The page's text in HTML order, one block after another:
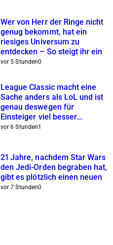
Wer von Herr der Ringe nicht
genug bekommt, hat ein
riesiges Universum zu
entdecken – So steigt ihr ein
vor 5 Stunden0
League Classic macht eine
Sache anders als LoL und ist
genau deswegen für
Einsteiger viel besser
geeignet
vor 6 Stunden1
21 Jahre, nachdem Star Wars
den Jedi-Orden begraben hat,
gibt es plötzlich einen neuen
vor 7 Stunden0